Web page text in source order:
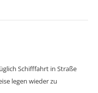
Schifffahrt in Straße
legen wieder zu